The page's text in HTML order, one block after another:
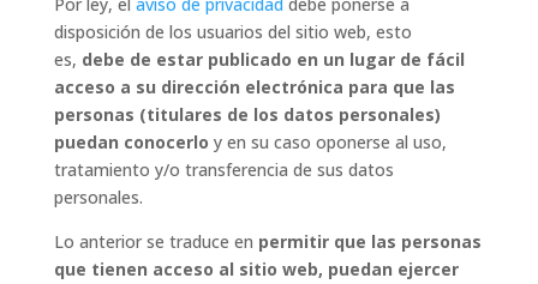
disposición de los usuarios del sitio web, esto
es, debe de estar publicado en un lugar de fácil
acceso a su dirección electrónica para que las
personas (titulares de los datos personales)
puedan conocerlo y en su caso oponerse al uso,
tratamiento y/o transferencia de sus datos
personales.
Lo anterior se traduce en permitir que las personas
que tienen acceso al sitio web, puedan ejercer